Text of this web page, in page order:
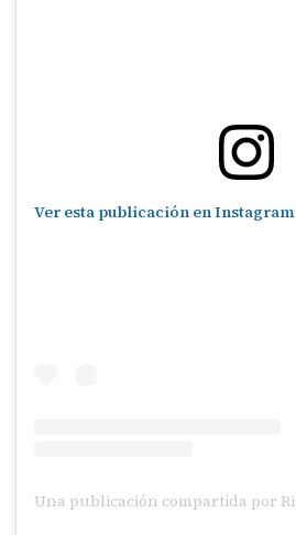
Ver esta publicación en Instagram